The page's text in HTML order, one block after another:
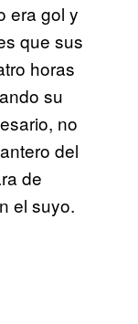
era gol y
que sus
horas
su
no
del
de
el suyo.